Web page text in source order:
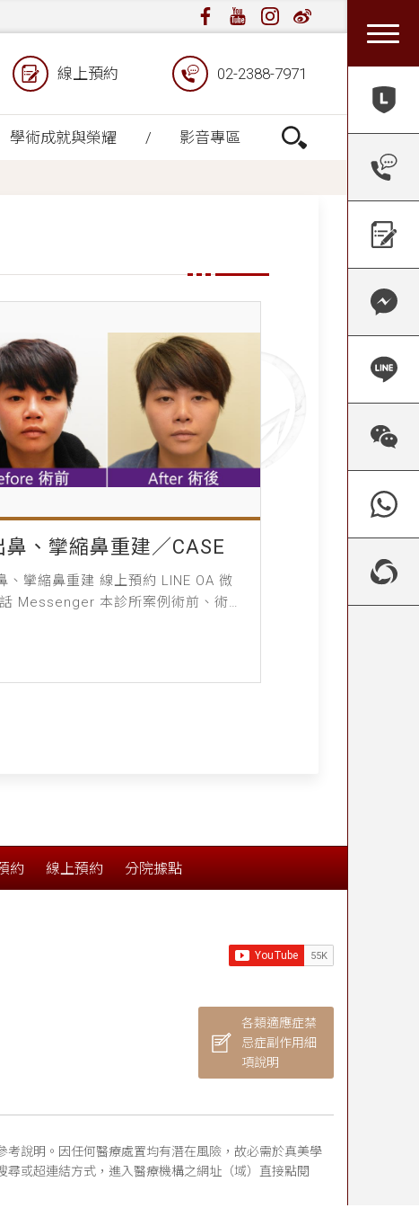
線上預約 02-2388-7971
學術成就與榮耀 影音專區
鼻、攣縮鼻重建／CASE
、攣縮鼻重建 線上預約 LINE OA 微
Messenger 本診所案例術前、術後
約 線上預約 分院據點
各類適應症禁
忌症副作用細
項說明
說明。因任何醫療處置均有潛在風險，故必需於真美學
或超連結方式，進入醫療機構之網址（域）直接點閱